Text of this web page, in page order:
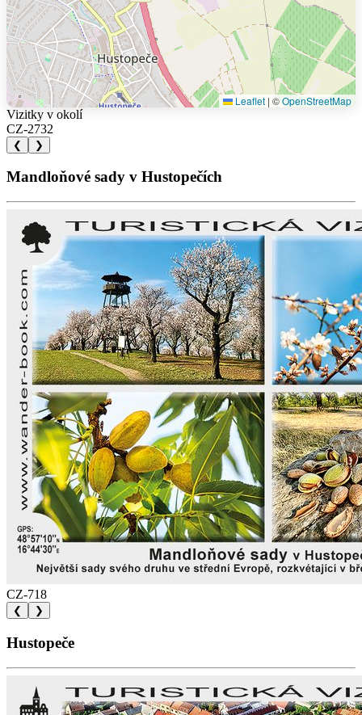
Leaflet | ©OpenStreetMap
Vizitky v okolí
CZ-2732
❮ ❯
Mandloňové sady v Hustopečích
CZ-718
❮ ❯
Hustopeče